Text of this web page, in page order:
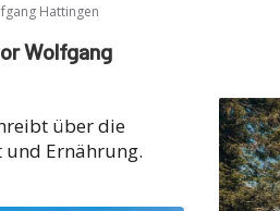
Hattingen
Wolfgang
über die
und Ernährung.